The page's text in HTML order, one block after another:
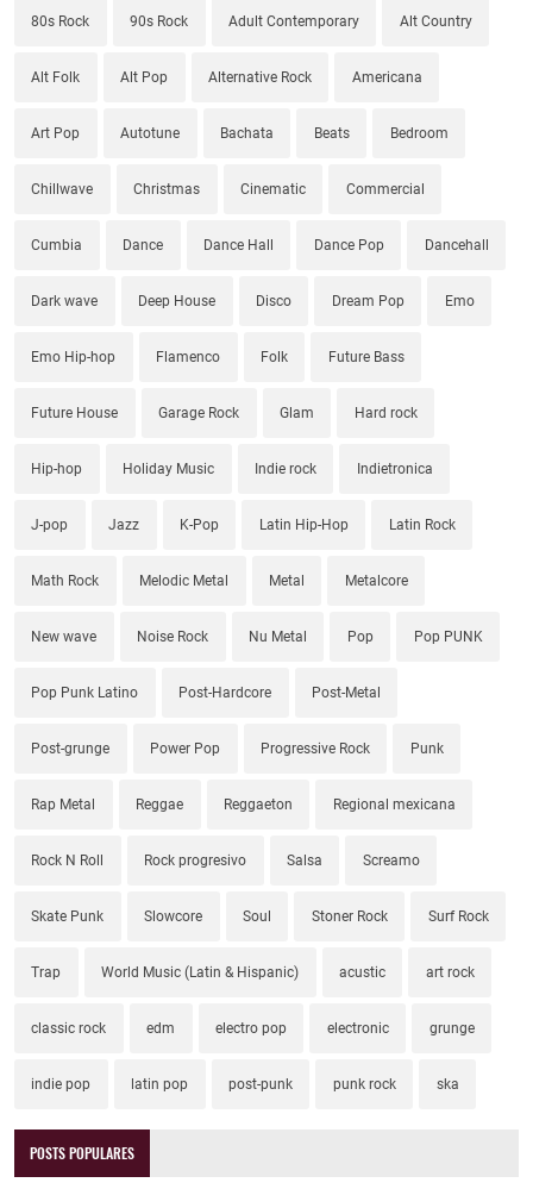
80s Rock 90s Rock Adult Contemporary Alt Country
Alt Folk Alt Pop Alternative Rock Americana
Art Pop Autotune Bachata Beats Bedroom
Chillwave Christmas Cinematic Commercial
Cumbia Dance Dance Hall Dance Pop Dancehall
Dark wave Deep House Disco Dream Pop Emo
Emo Hip-hop Flamenco Folk Future Bass
Future House Garage Rock Glam Hard rock
Hip-hop Holiday Music Indie rock Indietronica
J-pop Jazz K-Pop Latin Hip-Hop Latin Rock
Math Rock Melodic Metal Metal Metalcore
New wave Noise Rock Nu Metal Pop Pop PUNK
Pop Punk Latino Post-Hardcore Post-Metal
Post-grunge Power Pop Progressive Rock Punk
Rap Metal Reggae Reggaeton Regional mexicana
Rock N Roll Rock progresivo Salsa Screamo
Skate Punk Slowcore Soul Stoner Rock Surf Rock
Trap World Music (Latin & Hispanic) acustic art rock
classic rock edm electro pop electronic grunge
indie pop latin pop post-punk punk rock ska
POSTS POPULARES